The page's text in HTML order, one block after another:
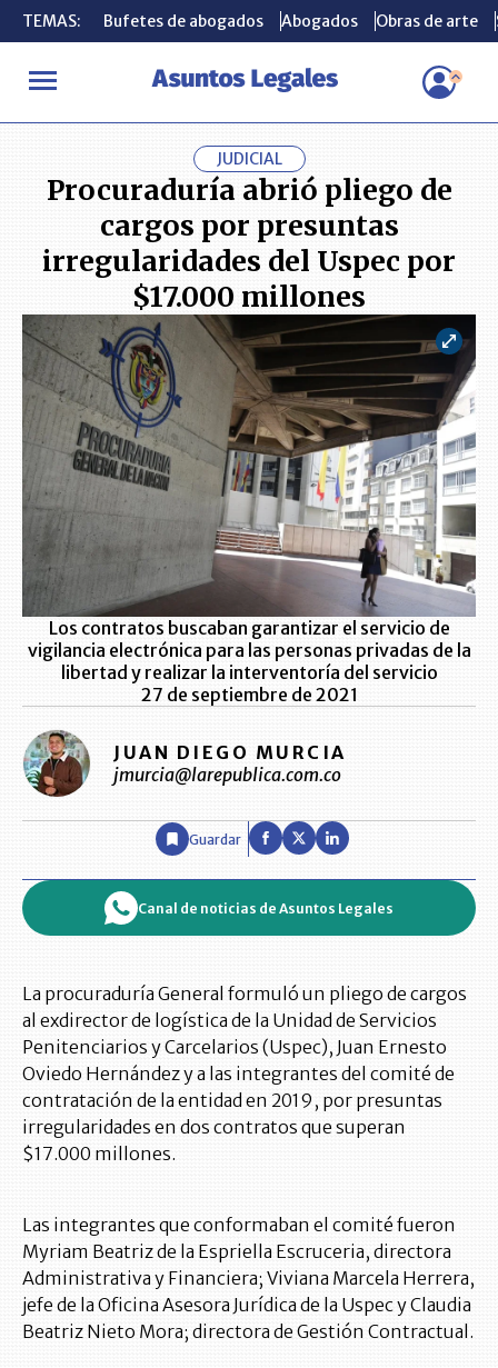
TEMAS: Bufetes de abogados Abogados Obras de arte
INICIO ACTUALIDAD Procuraduría abrió pliego de cargos por
TEMAS: Bufetes de abogados Abogados Obras de arte
JUDICIAL
Procuraduría abrió pliego de
cargos por presuntas
irregularidades del Uspec por
$17.000 millones
Los contratos buscaban garantizar el servicio de
vigilancia electrónica para las personas privadas de la
libertad y realizar la interventoría del servicio
27 de septiembre de 2021
JUAN DIEGO MURCIA
jmurcia@larepublica.com.co
Guardar
Canal de noticias de Asuntos Legales
La procuraduría General formuló un pliego de cargos
al exdirector de logística de la Unidad de Servicios
Penitenciarios y Carcelarios (Uspec), Juan Ernesto
Oviedo Hernández y a las integrantes del comité de
contratación de la entidad en 2019, por presuntas
irregularidades en dos contratos que superan
$17.000 millones.
Las integrantes que conformaban el comité fueron
Myriam Beatriz de la Espriella Escruceria, directora
Administrativa y Financiera; Viviana Marcela Herrera,
jefe de la Oficina Asesora Jurídica de la Uspec y Claudia
Beatriz Nieto Mora; directora de Gestión Contractual.